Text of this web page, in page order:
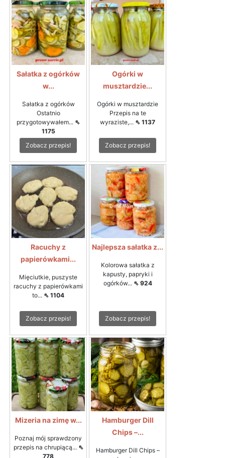
Sałatka z ogórków
w...
Sałatka z ogórków
Ostatnio
przygotowywałem... ⇖
1175
Zobacz przepis!
Ogórki w
musztardzie...
Ogórki w musztardzie
Przepis na te
wyraziste,... ⇖ 1137
Zobacz przepis!
Racuchy z
papierówkami...
Mięciutkie, puszyste
racuchy z papierówkami
to... ⇖ 1104
Zobacz przepis!
Najlepsza sałatka z...
Kolorowa sałatka z
kapusty, papryki i
ogórków... ⇖ 924
Zobacz przepis!
Mizeria na zimę w...
Poznaj mój sprawdzony
przepis na chrupiącą... ⇖
778
Hamburger Dill
Chips –...
Hamburger Dill Chips –